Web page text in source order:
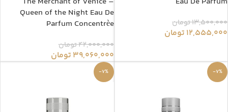
13,500,000تومان
12,555,000 تومان
Queen of the Night Eau De
Parfum Concentrèe
42,000,000تومان
39,060,000 تومان
-7%
-7%